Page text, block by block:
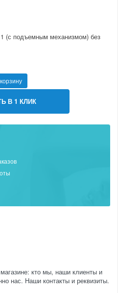
(с подъемным механизмом) без
В 1 КЛИК
кто мы, наши клиенты и
нас. Наши контакты и реквизиты.